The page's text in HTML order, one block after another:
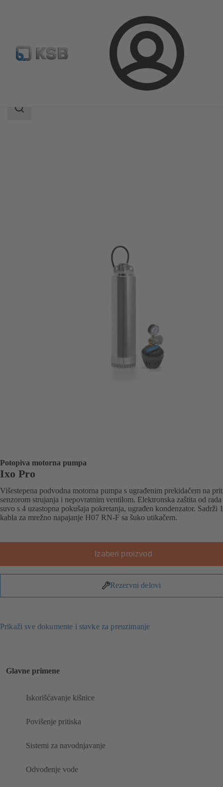
Prijava
Katalog proizvoda Ixo Pro
Područje
Potopiva motorna pumpa
Ixo Pro
Višestepena podvodna motorna pumpa s ugrađenim prekidačem na
senzorom strujanja i nepovratnim ventilom. Elektronska zaštita od rada
suvo s 4 uzastopna pokušaja pokretanja, ugrađen kondenzator. Sadrži
kabla za mrežno napajanje H07 RN-F sa šuko utikačem.
Izaberi proizvod
Rezervni delovi
Prikaži sve dokumente i stavke za preuzimanje
Glavne primene
Iskorišćavanje kišnice
Povišenje pritiska
Sistemi za navodnjavanje
Odvođenje vode